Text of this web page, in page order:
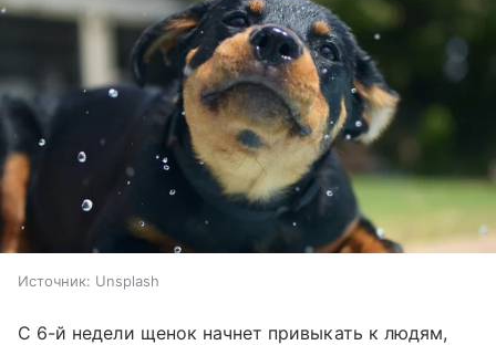
Источник: Unsplash
C 6-й недели щенок начнет привыкать к людям,